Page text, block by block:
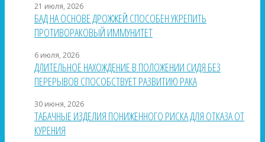
21 июля, 2026
БАД НА ОСНОВЕ ДРОЖЖЕЙ СПОСОБЕН УКРЕПИТЬ
ПРОТИВОРАКОВЫЙ ИММУНИТЕТ
6 июля, 2026
ДЛИТЕЛЬНОЕ НАХОЖДЕНИЕ В ПОЛОЖЕНИИ СИДЯ БЕЗ
ПЕРЕРЫВОВ СПОСОБСТВУЕТ РАЗВИТИЮ РАКА
30 июня, 2026
ТАБАЧНЫЕ ИЗДЕЛИЯ ПОНИЖЕННОГО РИСКА ДЛЯ ОТКАЗА ОТ
КУРЕНИЯ